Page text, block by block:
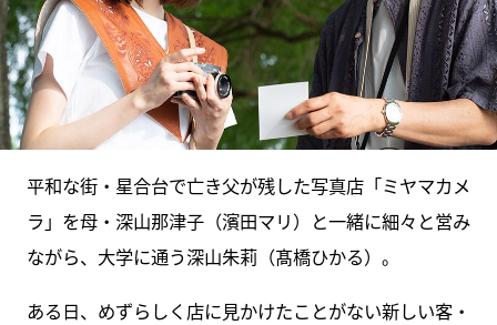
平和な街・星合台で亡き父が残した写真店「ミヤマカメ
ラ」を母・深山那津子（濱田マリ）と一緒に細々と営み
ながら、大学に通う深山朱莉（髙橋ひかる）。
ある日、めずらしく店に見かけたことがない新しい客・